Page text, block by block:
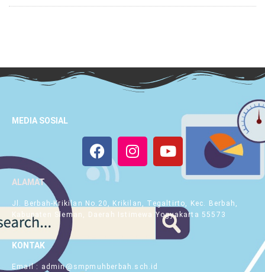
MEDIA SOSIAL
ALAMAT
Jl. Berbah-Krikilan No.20, Krikilan, Tegaltirto, Kec. Berbah,
Kabupaten Sleman, Daerah Istimewa Yogyakarta 55573
KONTAK
Email : admin@smpmuhberbah.sch.id